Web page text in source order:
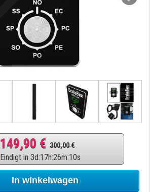
149,90 € 300,00 €
Eindigt in 3d:17h:26m:9s
In winkelwagen